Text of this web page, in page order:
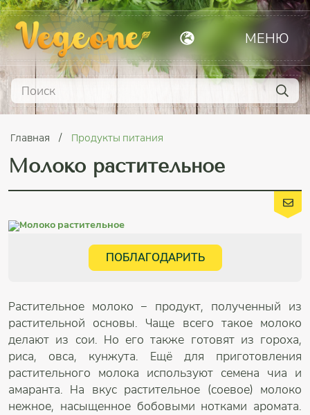
МЕНЮ
Главная Продукты питания
Молоко растительное
ПОБЛАГОДАРИТЬ
Растительное молоко – продукт, полученный из
растительной основы. Чаще всего такое молоко
делают из сои. Но его также готовят из гороха,
риса, овса, кунжута. Ещё для приготовления
растительного молока используют семена чиа и
амаранта. На вкус растительное (соевое) молоко
нежное, насыщенное бобовыми нотками аромата.